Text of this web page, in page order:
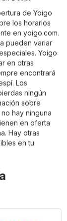
de Yoigo
los horarios
en yoigo.com.
pueden variar
Yoigo
en otras
encontrará
Los
ningún
sobre
no hay ninguna
en oferta
Hay otras
en tu